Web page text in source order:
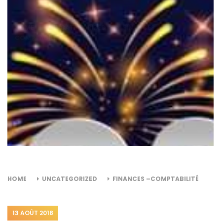
FINANCES –COMPTABILITÉ
HOME UNCATEGORIZED
FINANCES –
COMPTABILITÉ
HOME UNCATEGORIZED FINANCES –COMPTABILITÉ
13 AOÛT 2018